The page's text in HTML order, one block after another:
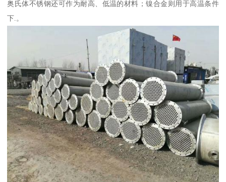
奥氏体不锈钢还可作为耐高、低温的材料；镍合金则用于高温条件
下.。